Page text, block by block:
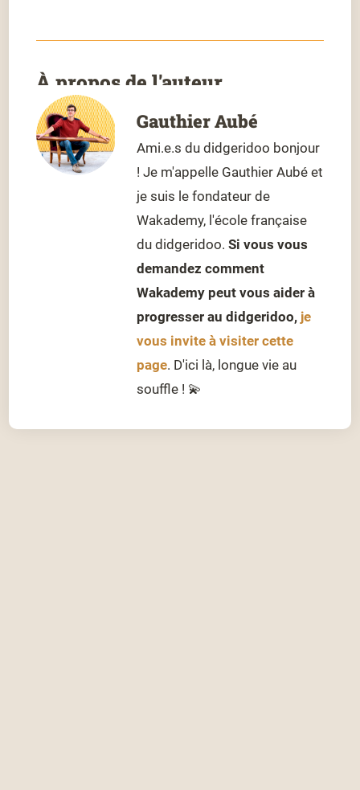
À propos de l'auteur
Gauthier Aubé
Ami.e.s du didgeridoo bonjour
! Je m'appelle Gauthier Aubé et
je suis le fondateur de
Wakademy, l'école française
du didgeridoo.Si vous vous
demandez comment
Wakademy peut vous aider à
progresser au didgeridoo, je
vous invite à visiter cette
page. D'ici là, longue vie au
souffle ! 💫